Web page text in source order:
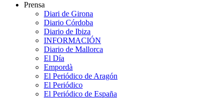
Prensa
Diari de Girona
Diario Córdoba
Diario de Ibiza
INFORMACIÓN
Diario de Mallorca
El Día
Empordà
El Periódico de Aragón
El Periódico
El Periódico de España